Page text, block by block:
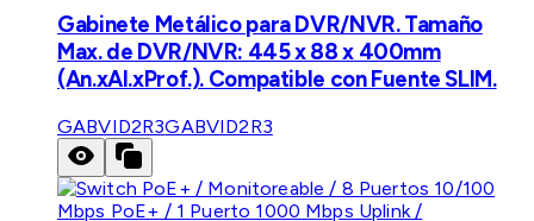
Gabinete Metálico para DVR/NVR. Tamaño
Max. de DVR/NVR: 445 x 88 x 400mm
(An.xAl.xProf.). Compatible con Fuente SLIM.
GABVID2R3GABVID2R3